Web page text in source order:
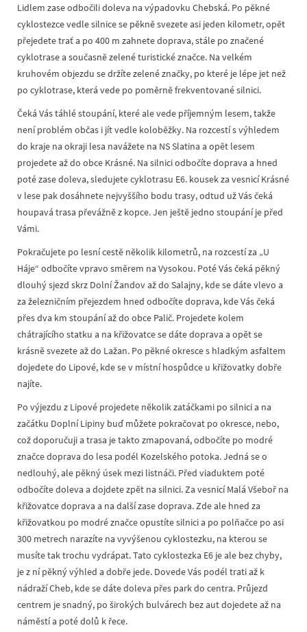
Lidlem zase odbočili doleva na výpadovku Chebská. Po pěkné
cyklostezce vedle silnice se pěkně svezete asi jeden kilometr, opět
přejedete trať a po 400 m zahnete doprava, stále po značené
cyklotrase a současně zelené turistické značce. Na velkém
kruhovém objezdu se držíte zelené značky, po které je lépe jet než
po cyklotrase, která vede po poměrně frekventované silnici.
Čeká Vás táhlé stoupání, které ale vede příjemným lesem, takže
není problém občas i jít vedle koloběžky. Na rozcestí s výhledem
do kraje na okraji lesa navážete na NS Slatina a opět lesem
projedete až do obce Krásné. Na silnici odbočíte doprava a hned
poté zase doleva, sledujete cyklotrasu E6. kousek za vesnicí Krásné
v lese pak dosáhnete nejvyššího bodu trasy, odtud už Vás čeká
houpavá trasa převážně z kopce. Jen ještě jedno stoupání je před
Vámi.
Pokračujete po lesní cestě několik kilometrů, na rozcestí za „U
Háje“ odbočíte vpravo směrem na Vysokou. Poté Vás čeká pěkný
dlouhý sjezd skrz Dolní Žandov až do Salajny, kde se dáte vlevo a
za železničním přejezdem hned odbočíte doprava, kde Vás čeká
přes dva km stoupání až do obce Palič. Projedete kolem
chátrajícího statku a na křižovatce se dáte doprava a opět se
krásně svezete až do Lažan. Po pěkné okresce s hladkým asfaltem
dojedete do Lipové, kde se v místní hospůdce u křižovatky dobře
najíte.
Po výjezdu z Lipové projedete několik zatáčkami po silnici a na
začátku Doplní Lipiny buď můžete pokračovat po okresce, nebo,
což doporučuji a trasa je takto zmapovaná, odbočíte po modré
značce doprava do lesa podél Kozelského potoka. Jedná se o
nedlouhý, ale pěkný úsek mezi listnáči. Před viaduktem poté
odbočíte doleva a dojdete zpět na silnici. Za vesnicí Malá Všeboř na
křižovatce doprava a na další zase doprava. Zde ale hned za
křižovatkou po modré značce opustíte silnici a po polňačce po asi
300 metrech narazíte na vyvýšenou cyklostezku, na kterou se
musíte tak trochu vydrápat. Tato cyklostezka E6 je ale bez chyby,
je z ní pěkný výhled a dobře jede. Dovede Vás podél trati až k
nádraží Cheb, kde se dáte doleva přes park do centra. Průjezd
centrem je snadný, po širokých bulvárech bez aut dojedete až na
náměstí a poté dolů k řece.